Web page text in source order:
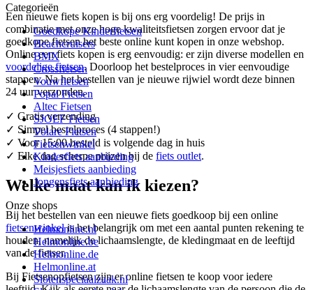
Een nieuwe fiets kopen is bij ons erg voordelig! De prijs in
combinatie met onze hoge kwaliteitsfietsen zorgen ervoor dat je
goedkope fietsen het beste online kunt kopen in onze webshop.
Online een fiets kopen is erg eenvoudig: er zijn diverse modellen en
voordelige fietsen. Doorloop het bestelproces in vier eenvoudige
stappen. Na het bestellen van je nieuwe rijwiel wordt deze binnen
24 uur verzonden.
✓ Gratis verzending
✓ Simpel bestelproces (4 stappen!)
✓ Voor 15:00 besteld is volgende dag in huis
✓ Elke dag scherpe prijzen bij de fiets outlet.
Welke maat kan ik kiezen?
Bij het bestellen van een nieuwe fiets goedkoop bij een online
fietsenwinkelis het belangrijk om met een aantal punten rekening te
houden, namelijk de lichaamslengte, de kledingmaat en de leeftijd
van de fietser.
Bij Fietsenopfietsen zijn er online fietsen te koop voor iedere
Categorieën
Goedkope Kinderfietsen
Beachcruisers
BMX
Crossfietsen
Vouwfietsen
Popal Fietsen
Altec Fietsen
SJOEF Fietsen
Volare Fietsen
Fietsenwinkel
Kinderfiets aanbieding
Meisjesfiets aanbieding
Jongensfiets aanbieding
Onze shops
Helmonline.nl
Helmonline.be
Helmonline.de
Helmonline.at
Slotenspeciaalzaak.nl